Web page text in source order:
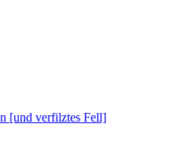
[und verfilztes Fell]